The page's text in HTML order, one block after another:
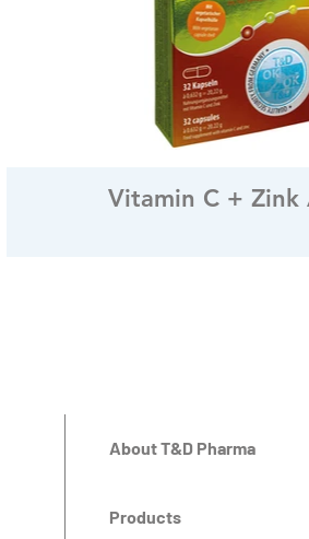
Vitamin C + Zink
About T&D Pharma
Products